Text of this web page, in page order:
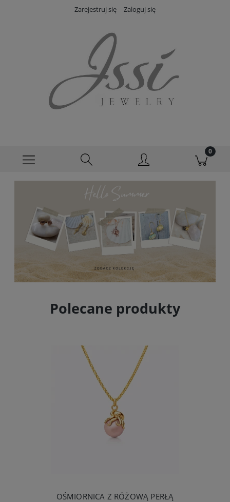
Zarejestruj się Zaloguj się
Polecane produkty
OŚMIORNICA Z RÓŻOWĄ PERŁĄ